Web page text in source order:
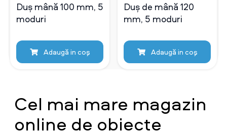
Duș mână 100 mm, 5
moduri
Adaugă in coş
Duș de mână 120
mm, 5 moduri
Adaugă in coş
Cel mai mare magazin
online de obiecte